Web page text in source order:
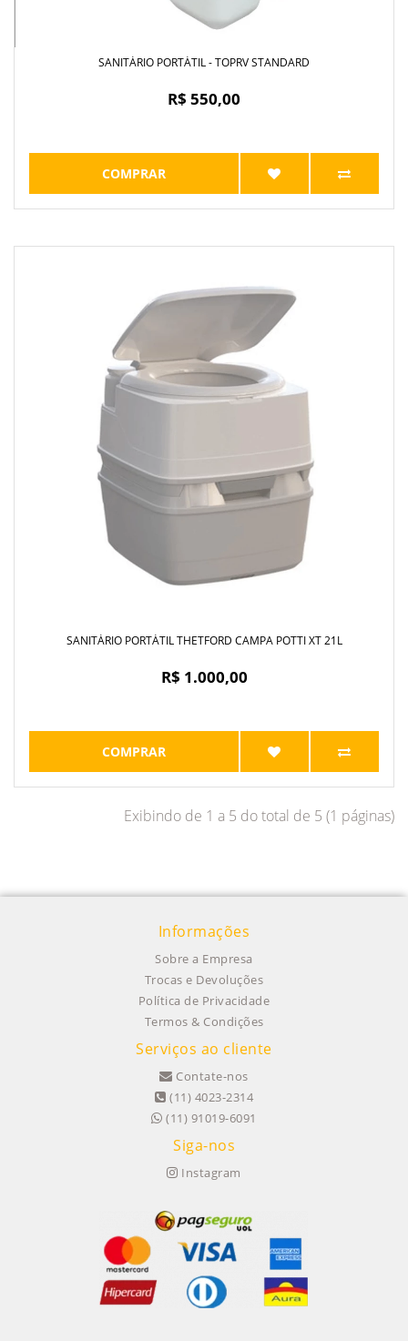
SANITÁRIO PORTÁTIL - TOPRV STANDARD
R$ 550,00
COMPRAR
SANITÁRIO PORTÁTIL THETFORD CAMPA POTTI XT 21L
R$ 1.000,00
COMPRAR
Exibindo de 1 a 5 do total de 5 (1 páginas)
Informações
Sobre a Empresa
Trocas e Devoluções
Política de Privacidade
Termos & Condições
Serviços ao cliente
Contate-nos
(11) 4023-2314
(11) 91019-6091
Siga-nos
Instagram